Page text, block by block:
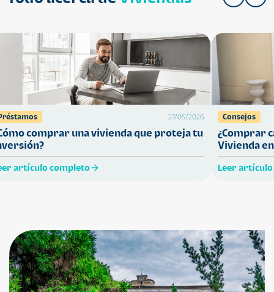
27/05/2026
comprar una vivienda que proteja tu
artículo completo
Consejos
¿Comprar
Vivienda
Leer